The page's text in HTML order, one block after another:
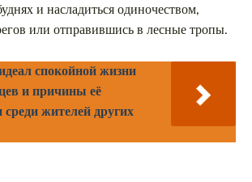
и насладиться одиночеством,
или отправившись в лесные тропы.
спокойной жизни
и причины её
жителей других